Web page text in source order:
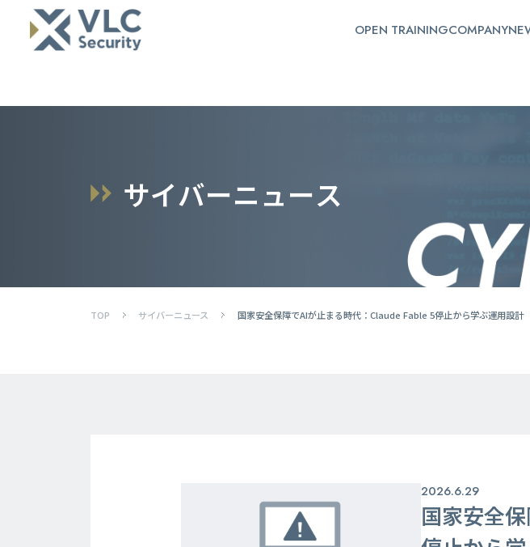
OPEN TRAININGCOMPANY
サイバーニュース
TOP サイバーニュース 国家安全保障でAIが止まる時代：Claude Fable 5停止から学ぶ運用設計
2026.6.29
国家安全